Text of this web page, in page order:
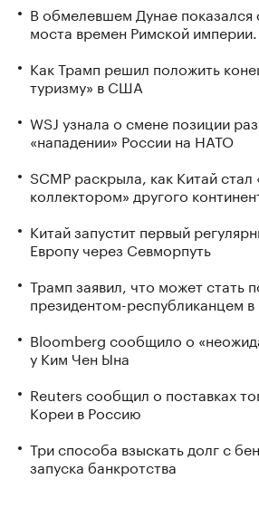
В обмелевшем Дунае показался
моста времен Римской
Как Трамп решил положить
туризму» в США
WSJ узнала о смене позиции
«нападении» России на НАТО
SCMP раскрыла, как Китай стал
коллектором» другого
Китай запустит первый
Европу через Севморпуть
Трамп заявил, что может стать
президентом-республиканцем
Bloomberg сообщило о
у Ким Чен Ына
Reuters сообщил о поставках
Кореи в Россию
Три способа взыскать долг с
запуска банкротства